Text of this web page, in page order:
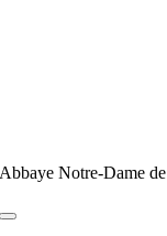
Abbaye Notre-Dame
Toggle